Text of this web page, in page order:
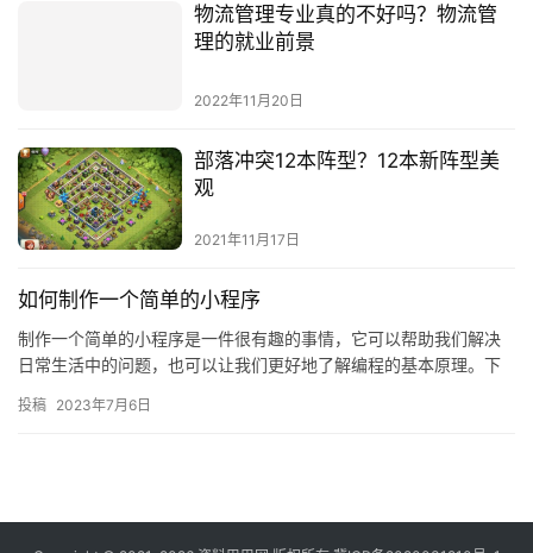
物流管理专业真的不好吗？物流管
理的就业前景
2022年11月20日
部落冲突12本阵型？12本新阵型美
观
2021年11月17日
如何制作一个简单的小程序
制作一个简单的小程序是一件很有趣的事情，它可以帮助我们解决
日常生活中的问题，也可以让我们更好地了解编程的基本原理。下
在…
投稿 2023年7月6日